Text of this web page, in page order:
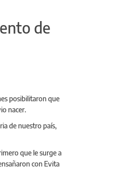
de
posibilitaron que
nacer.
de nuestro país,
que le surge a
con Evita